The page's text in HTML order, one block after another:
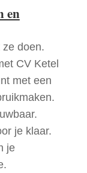
en
doen.
CV Ketel
met een
je klaar.
je